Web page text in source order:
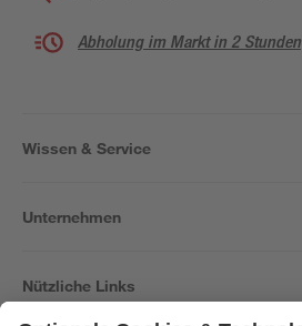
Abholung im Markt in 2 Stunden
Wissen & Service
Unternehmen
Nützliche Links